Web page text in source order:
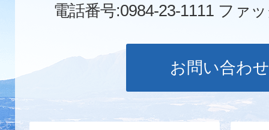
電話番号:0984-23-1111 ファ
お問い合わせ